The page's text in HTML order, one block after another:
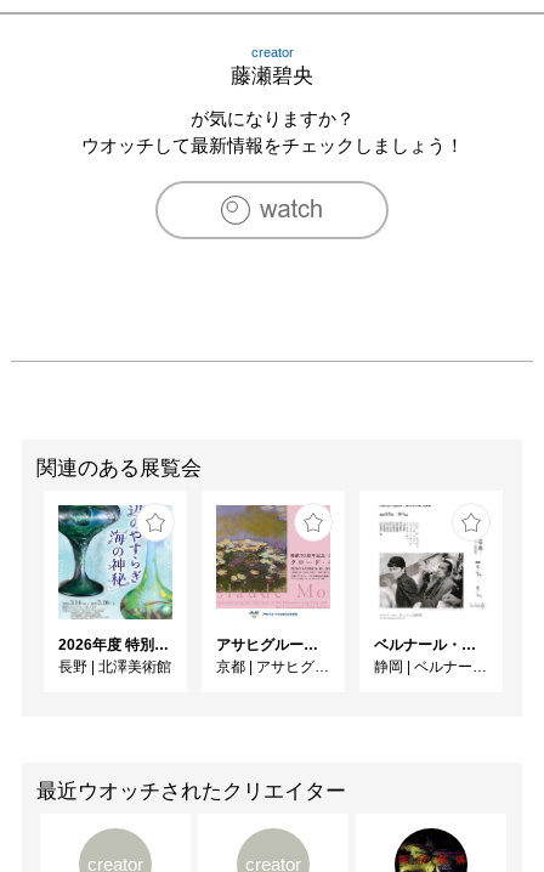
creator
藤瀬碧央
が気になりますか？
ウオッチして最新情報をチェックしましょう！
関連のある展覧会
2026年度 特別展「ガレとドーム、アール･ヌーヴォーのガラス 水辺のやすらぎ、海の神秘」
長野 | 北澤美術館
アサヒグループ大山崎山荘美術館 開館30周年記念展「没後100年 クロード・モネ」
京都 | アサヒグループ大山崎山荘美術館
ベルナール・ビュフェと写真 ーカメラがとらえたビュフェとその時代、そして21 世紀へ
静岡 | ベルナール・ビュフェ美術館
最近ウオッチされたクリエイター
creator creator